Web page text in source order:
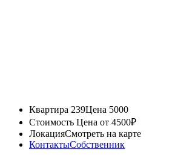
Квартира 239Цена 5000
Стоимость Цена от 4500₽
ЛокацияСмотреть на карте
КонтактыСобственник